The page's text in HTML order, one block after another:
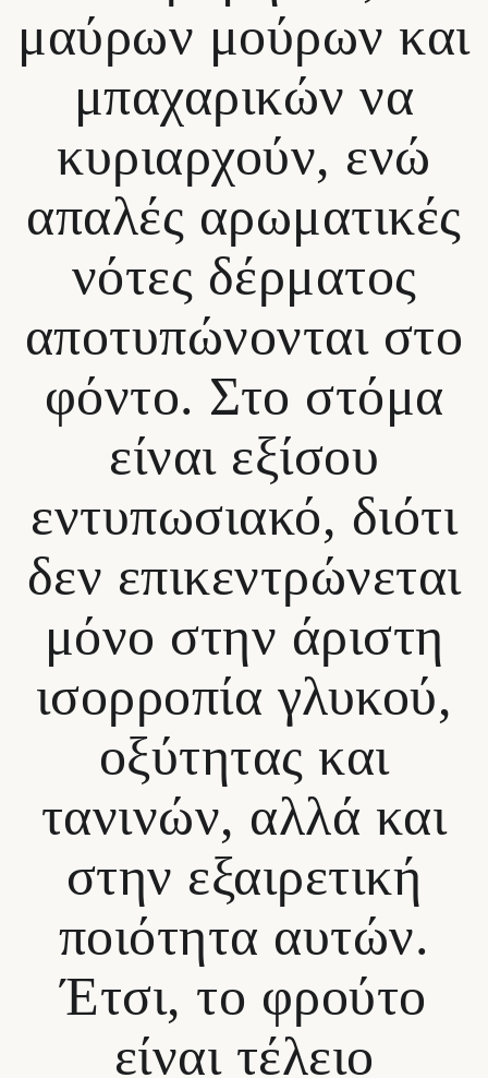
μαύρων μούρων και
μπαχαρικών να
κυριαρχούν, ενώ
απαλές αρωματικές
νότες δέρματος
αποτυπώνονται στο
φόντο. Στο στόμα
είναι εξίσου
εντυπωσιακό, διότι
δεν επικεντρώνεται
μόνο στην άριστη
ισορροπία γλυκού,
οξύτητας και
τανινών, αλλά και
στην εξαιρετική
ποιότητα αυτών.
Έτσι, το φρούτο
είναι τέλειο